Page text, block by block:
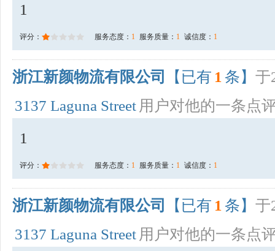
1
评分： 服务态度： 1 服务质量： 1 诚信度： 1
浙江新颜物流有限公司 【已有 1 条】 于
3137 Laguna Street 用户对他的一条点
1
评分： 服务态度： 1 服务质量： 1 诚信度： 1
浙江新颜物流有限公司 【已有 1 条】 于
3137 Laguna Street 用户对他的一条点